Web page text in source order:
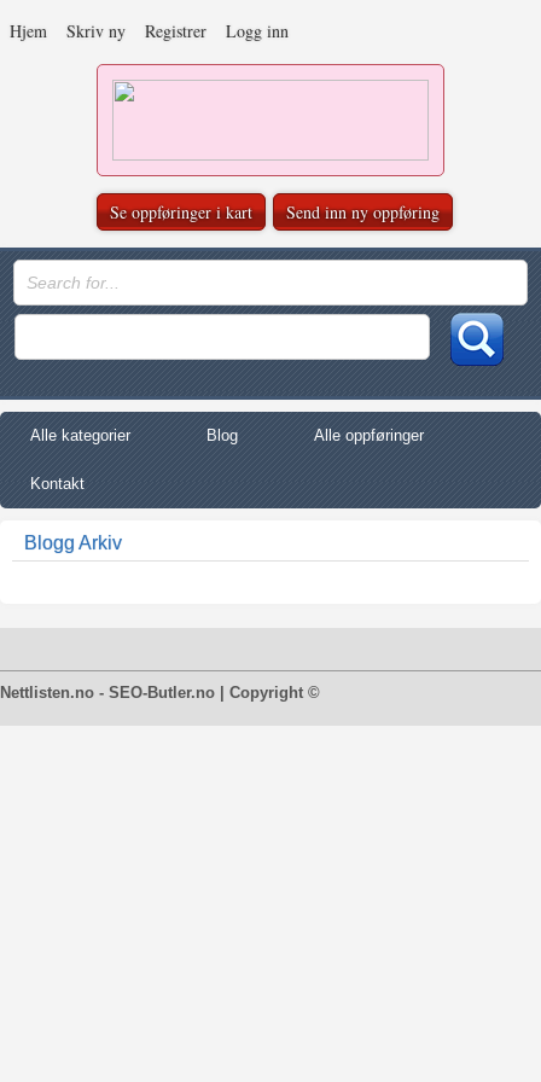
Hjem Skriv ny Registrer Logg inn
Se oppføringer i kart Send inn ny oppføring
Alle kategorier Blog Alle oppføringer
Kontakt
Blogg Arkiv
Nettlisten.no - SEO-Butler.no | Copyright ©